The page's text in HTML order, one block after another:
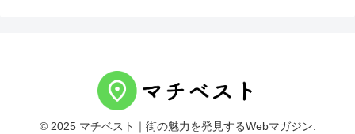
© 2025 マチベスト｜街の魅力を発見するWebマガジン.